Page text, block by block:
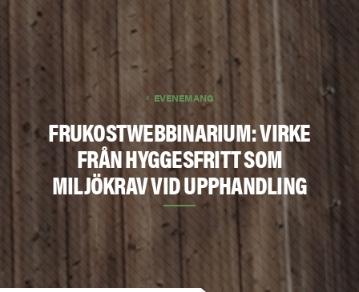
EVENEMANG
FRUKOSTWEBBINARIUM: VIRKE
FRÅN HYGGESFRITT SOM
MILJÖKRAV VID UPPHANDLING